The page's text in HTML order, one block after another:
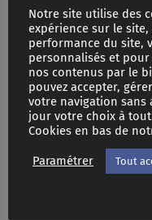
Vous souhaitez
PCH, allocations
Notre site utilise des
expérience sur le
performance du site,
personnalisés et
nos contenus par le
pouvez accepter,
votre navigation sans
jour votre choix à
Cookies en bas de
Paramétrer Tout